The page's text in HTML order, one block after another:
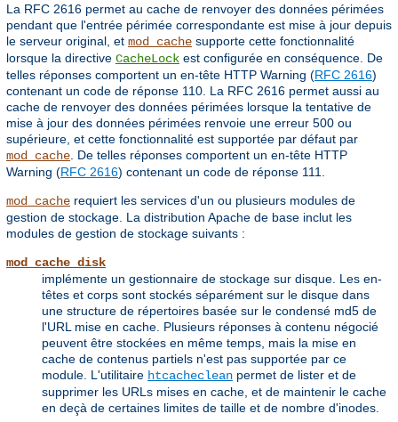
La RFC 2616 permet au cache de renvoyer des données périmées
pendant que l'entrée périmée correspondante est mise à jour depuis
le serveur original, et mod_cache supporte cette fonctionnalité
lorsque la directive CacheLock est configurée en conséquence. De
telles réponses comportent un en-tête HTTP Warning (RFC 2616)
contenant un code de réponse 110. La RFC 2616 permet aussi au
cache de renvoyer des données périmées lorsque la tentative de
mise à jour des données périmées renvoie une erreur 500 ou
supérieure, et cette fonctionnalité est supportée par défaut par
mod_cache . De telles réponses comportent un en-tête HTTP
Warning (RFC 2616) contenant un code de réponse 111.
mod_cache requiert les services d'un ou plusieurs modules de
gestion de stockage. La distribution Apache de base inclut les
modules de gestion de stockage suivants :
mod_cache_disk
implémente un gestionnaire de stockage sur disque. Les en-
têtes et corps sont stockés séparément sur le disque dans
une structure de répertoires basée sur le condensé md5 de
l'URL mise en cache. Plusieurs réponses à contenu négocié
peuvent être stockées en même temps, mais la mise en
cache de contenus partiels n'est pas supportée par ce
module. L'utilitaire htcacheclean permet de lister et de
supprimer les URLs mises en cache, et de maintenir le cache
en deçà de certaines limites de taille et de nombre d'inodes.